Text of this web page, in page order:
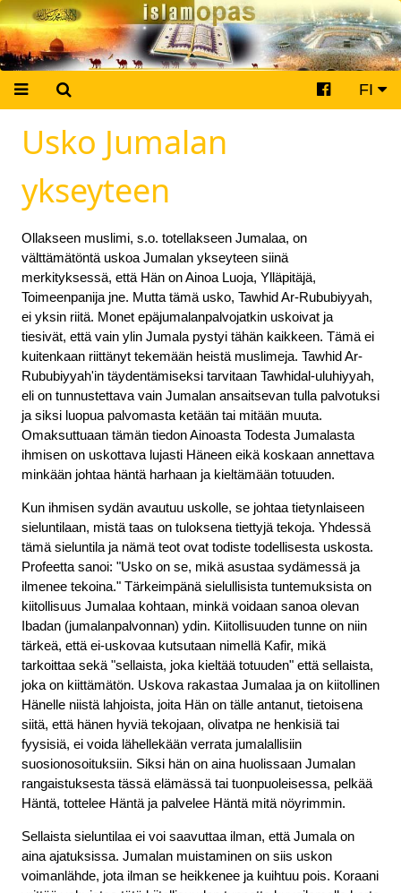
FI
Usko Jumalan
ykseyteen
Ollakseen muslimi, s.o. totellakseen Jumalaa, on
välttämätöntä uskoa Jumalan ykseyteen siinä
merkityksessä, että Hän on Ainoa Luoja, Ylläpitäjä,
Toimeenpanija jne. Mutta tämä usko, Tawhid Ar-Rububiyyah,
ei yksin riitä. Monet epäjumalanpalvojatkin uskoivat ja
tiesivät, että vain ylin Jumala pystyi tähän kaikkeen. Tämä ei
kuitenkaan riittänyt tekemään heistä muslimeja. Tawhid Ar-
Rububiyyah'in täydentämiseksi tarvitaan Tawhidal-uluhiyyah,
eli on tunnustettava vain Jumalan ansaitsevan tulla palvotuksi
ja siksi luopua palvomasta ketään tai mitään muuta.
Omaksuttuaan tämän tiedon Ainoasta Todesta Jumalasta
ihmisen on uskottava lujasti Häneen eikä koskaan annettava
minkään johtaa häntä harhaan ja kieltämään totuuden.
Kun ihmisen sydän avautuu uskolle, se johtaa tietynlaiseen
sieluntilaan, mistä taas on tuloksena tiettyjä tekoja. Yhdessä
tämä sieluntila ja nämä teot ovat todiste todellisesta uskosta.
Profeetta sanoi: "Usko on se, mikä asustaa sydämessä ja
ilmenee tekoina." Tärkeimpänä sielullisista tuntemuksista on
kiitollisuus Jumalaa kohtaan, minkä voidaan sanoa olevan
Ibadan (jumalanpalvonnan) ydin. Kiitollisuuden tunne on niin
tärkeä, että ei-uskovaa kutsutaan nimellä Kafir, mikä
tarkoittaa sekä "sellaista, joka kieltää totuuden" että sellaista,
joka on kiittämätön. Uskova rakastaa Jumalaa ja on kiitollinen
Hänelle niistä lahjoista, joita Hän on tälle antanut, tietoisena
siitä, että hänen hyviä tekojaan, olivatpa ne henkisiä tai
fyysisiä, ei voida lähellekään verrata jumalallisiin
suosionosoituksiin. Siksi hän on aina huolissaan Jumalan
rangaistuksesta tässä elämässä tai tuonpuoleisessa, pelkää
Häntä, tottelee Häntä ja palvelee Häntä mitä nöyrimmin.
Sellaista sieluntilaa ei voi saavuttaa ilman, että Jumala on
aina ajatuksissa. Jumalan muistaminen on siis uskon
voimanlähde, jota ilman se heikkenee ja kuihtuu pois. Koraani